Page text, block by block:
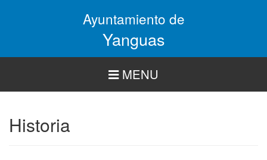
Ayuntamiento de
Yanguas
MENU
Historia